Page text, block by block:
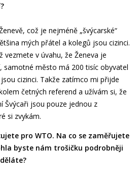
což je nejméně „švýcarské“
mých přátel a kolegů jsou cizinci.
vezmete v úvahu, že Ženeva je
samotné město má 200 tisíc obyvatel
cizinci. Takže zatímco mi přijde
četných referend a užívám si, že
Švýcaři jsou pouze jednou z
si zvykám.
pro WTO. Na co se zaměřujete
byste nám trošičku podrobněji